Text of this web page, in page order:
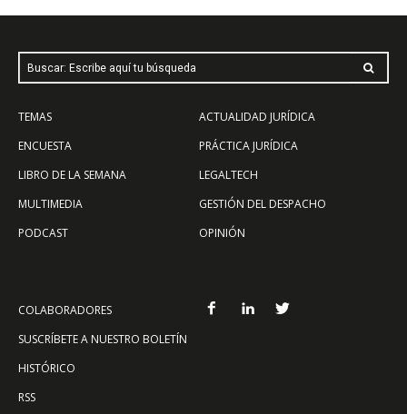
Buscar: Escribe aquí tu búsqueda
TEMAS
ENCUESTA
LIBRO DE LA SEMANA
MULTIMEDIA
PODCAST
ACTUALIDAD JURÍDICA
PRÁCTICA JURÍDICA
LEGALTECH
GESTIÓN DEL DESPACHO
OPINIÓN
COLABORADORES
SUSCRÍBETE A NUESTRO BOLETÍN
HISTÓRICO
RSS